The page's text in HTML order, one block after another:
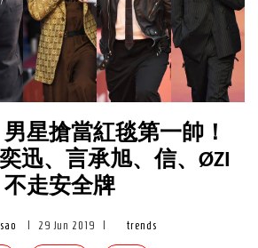
男星搶當紅毯第一帥！
迅、言承旭、信、ØZI
不走安全牌
29 Jun 2019 trends